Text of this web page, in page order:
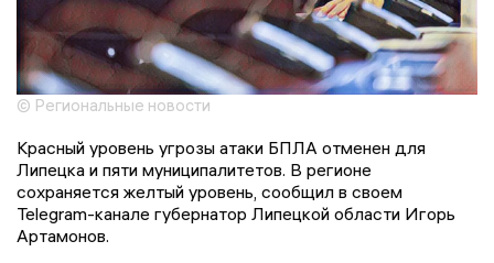
© Региональные новости
Красный уровень угрозы атаки БПЛА отменен для
Липецка и пяти муниципалитетов. В регионе
сохраняется желтый уровень, сообщил в своем
Telegram-канале губернатор Липецкой области Игорь
Артамонов.